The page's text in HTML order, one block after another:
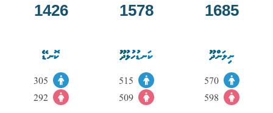
1685
1578
1426
ނިލަންދޫ
570
598
ކަނޑުހުޅުދޫ
515
509
ކޮނޑޭ
292